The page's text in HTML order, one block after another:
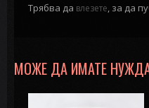
Трябва да влезете, за да
МОЖЕ ДА ИМАТЕ